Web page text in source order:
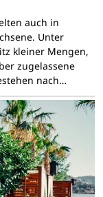
auch in
Unter
kleiner Mengen,
zugelassene
nach…